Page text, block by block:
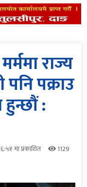
राज्य
पक्राउ
हुन्छौं :
मा प्रकाशित
1129